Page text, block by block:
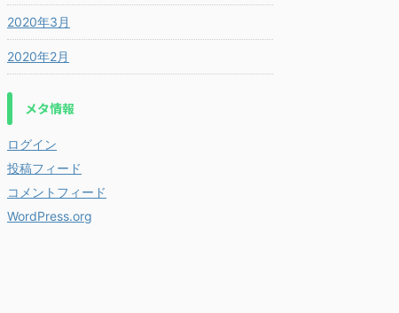
2020年3月
2020年2月
メタ情報
ログイン
投稿フィード
コメントフィード
WordPress.org